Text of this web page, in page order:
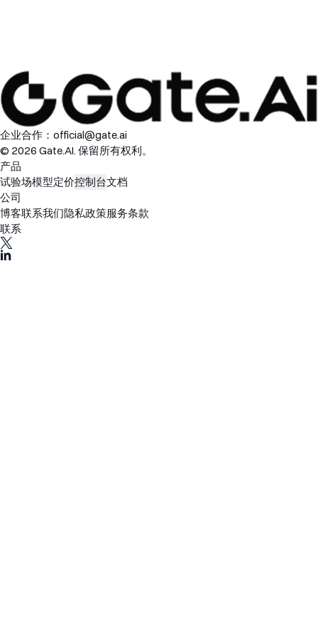
企业合作： official@gate.ai
© 2026 Gate.AI. 保留所有权利。
产品
试验场模型定价控制台文档
公司
博客联系我们隐私政策服务条款
联系